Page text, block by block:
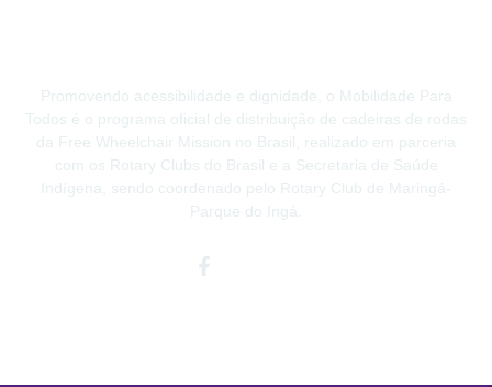
Promovendo acessibilidade e dignidade, o Mobilidade Para
Todos é o programa oficial de distribuição de cadeiras de rodas
da Free Wheelchair Mission no Brasil, realizado em parceria
com os Rotary Clubs do Brasil e a Secretaria de Saúde
Indígena, sendo coordenado pelo Rotary Club de Maringá-
Parque do Ingá.
Facebook-